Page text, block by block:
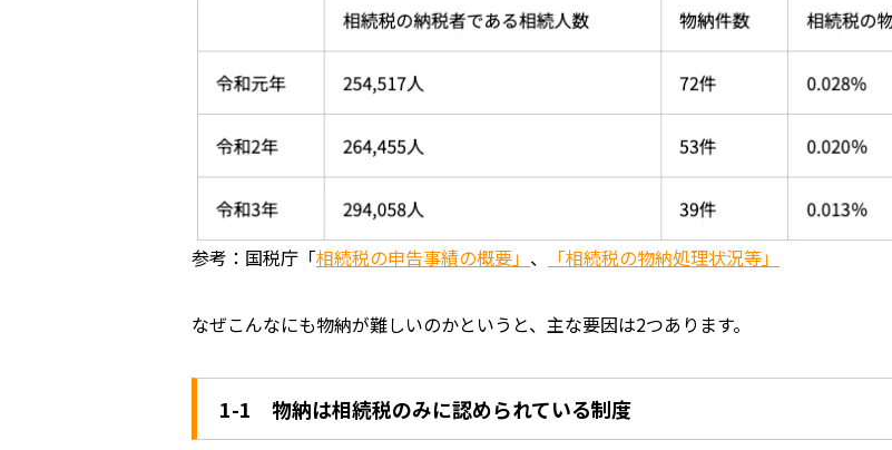
参考：国税庁「相続税の申告事績の概要」 、 「相続税の物納処理状況等」
なぜこんなにも物納が難しいのかというと、主な要因は2つあります。
1-1 物納は相続税のみに認められている制度